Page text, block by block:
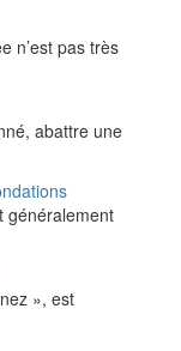
n’est pas très
abattre une
généralement
», est